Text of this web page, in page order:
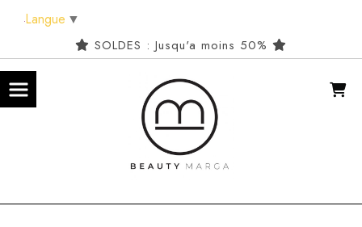
SOLDES : Jusqu'a moins 50%
Langue ▼